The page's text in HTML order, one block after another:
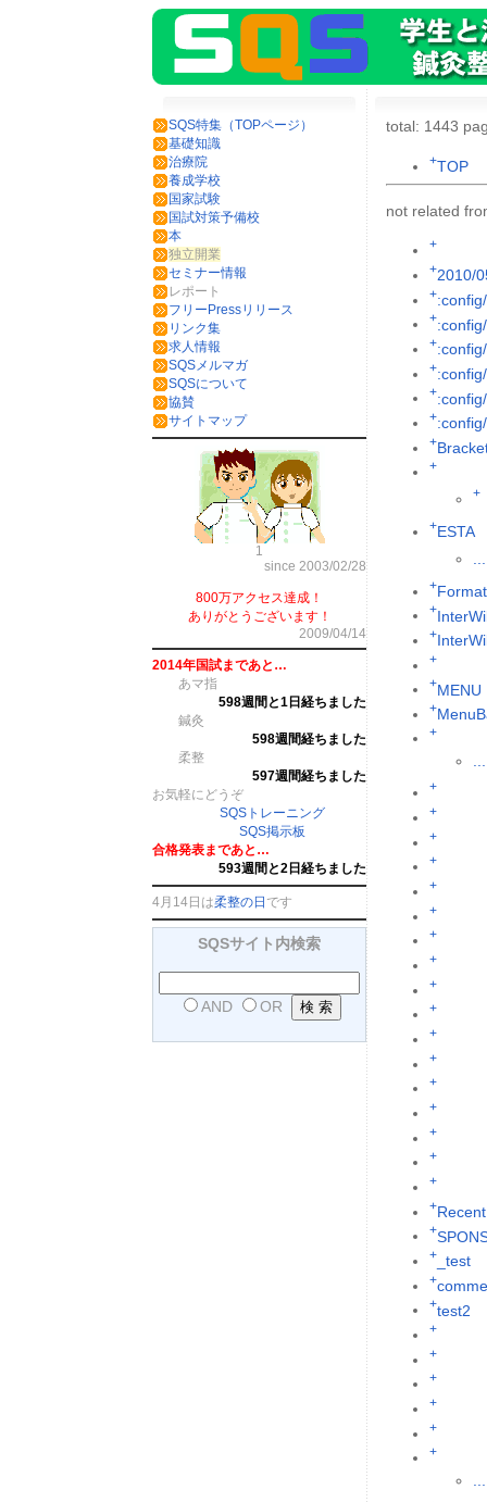
SQS特集（TOPページ）
基礎知識
治療院
養成学校
国家試験
国試対策予備校
本
独立開業
セミナー情報
レポート
フリーPressリリース
リンク集
求人情報
SQSメルマガ
SQSについて
協賛
サイトマップ
1
since 2003/02/28
800万アクセス達成！
ありがとうございます！
2009/04/14
2014年国試まであと…
あマ指
598週間と1日経ちました
鍼灸
598週間経ちました
柔整
597週間経ちました
お気軽にどうぞ
SQSトレーニング
SQS掲示板
合格発表まであと…
593週間と2日経ちました
4月14日は柔整の日 です
SQSサイト内検索
AND OR
total: 1443
+TOP
not related
+
+2010/
+
+
+
+
+
+
+
+
+
+ESTA
+
+
+
+
+MENU
+
+
+
+
+
+
+
+
+
+
+
+
+
+
+
+
+
+
+
+
+
+_test
+
+test2
+
+
+
+
+
+